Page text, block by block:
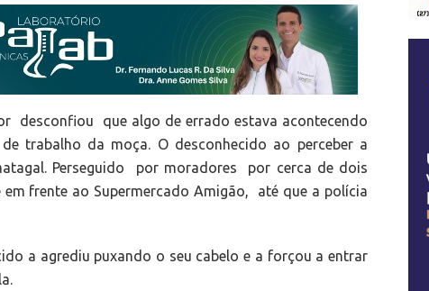
desconfiou que algo de errado estava acontecendo
trabalho da moça. O desconhecido ao perceber a
Perseguido por moradores por cerca de dois
frente ao Supermercado Amigão, até que a polícia
a agrediu puxando o seu cabelo e a forçou a entrar